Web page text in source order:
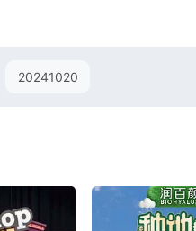
20241020